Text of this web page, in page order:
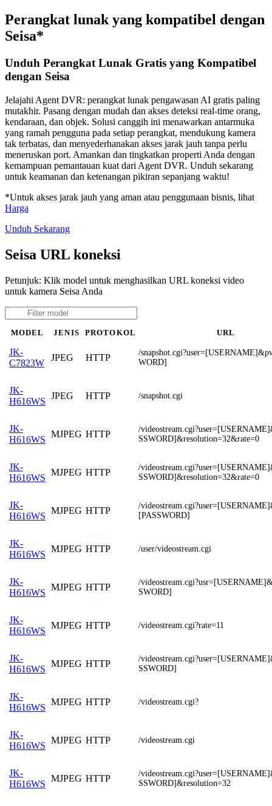
Perangkat lunak yang kompatibel dengan
Seisa*
Unduh Perangkat Lunak Gratis yang Kompatibel
dengan Seisa
Jelajahi Agent DVR: perangkat lunak pengawasan AI gratis paling
mutakhir. Pasang dengan mudah dan akses deteksi real-time orang,
kendaraan, dan objek. Solusi canggih ini menawarkan antarmuka
yang ramah pengguna pada setiap perangkat, mendukung kamera
tak terbatas, dan menyederhanakan akses jarak jauh tanpa perlu
meneruskan port. Amankan dan tingkatkan properti Anda dengan
kemampuan pemantauan kuat dari Agent DVR. Unduh sekarang
untuk keamanan dan ketenangan pikiran sepanjang waktu!
*Untuk akses jarak jauh yang aman atau penggunaan bisnis, lihat
Harga
Unduh Sekarang
Seisa URL koneksi
Petunjuk: Klik model untuk menghasilkan URL koneksi video
untuk kamera Seisa Anda
MODEL JENIS PROTOKOL URL
JK-
C7823W
JPEG HTTP
/
WORD]
JK-
H616WS
JPEG HTTP /snapshot.cgi
JK-
H616WS
MJPEG HTTP
/
SSWORD]&resolution=32&rate=0
JK-
H616WS
MJPEG HTTP
/
SSWORD]&resolution=32&rate=0
JK-
H616WS
MJPEG HTTP
/
[PASSWORD]
JK-
H616WS
MJPEG HTTP /user/videostream.cgi
JK-
H616WS
MJPEG HTTP
/
SWORD]
JK-
H616WS
MJPEG HTTP /videostream.cgi?rate=11
JK-
H616WS
MJPEG HTTP
/
SSWORD]
JK-
H616WS
MJPEG HTTP /videostream.cgi?
JK-
H616WS
MJPEG HTTP /videostream.cgi
JK-
H616WS
MJPEG HTTP
/
SSWORD]&resolution=32